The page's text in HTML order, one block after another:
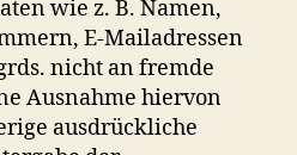
wie z. B. Namen,
E-Mailadressen
nicht an fremde
Ausnahme hiervon
ausdrückliche